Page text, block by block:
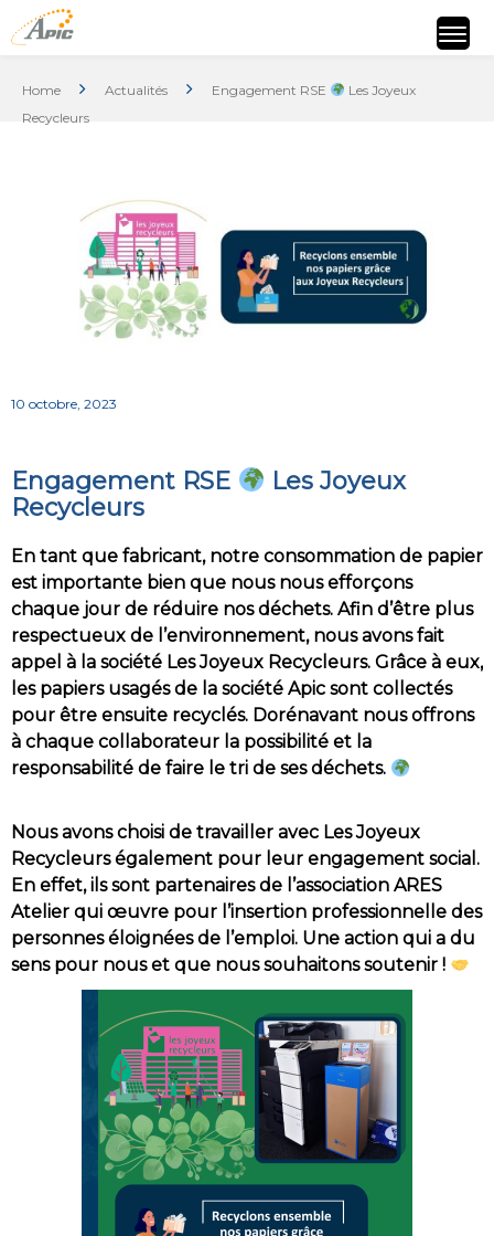
Home Actualités Engagement RSE
Les Joyeux
Recycleurs
10 octobre, 2023
Engagement RSE
Les Joyeux
Recycleurs
En tant que fabricant, notre consommation de papier
est importante bien que nous nous efforçons
chaque jour de réduire nos déchets. Afin d’être plus
respectueux de l’environnement, nous avons fait
appel à la société Les Joyeux Recycleurs. Grâce à eux,
les papiers usagés de la société Apic sont collectés
pour être ensuite recyclés. Dorénavant nous offrons
à chaque collaborateur la possibilité et la
responsabilité de faire le tri de ses déchets.
Nous avons choisi de travailler avec Les Joyeux
Recycleurs également pour leur engagement social.
En effet, ils sont partenaires de l’association ARES
Atelier qui œuvre pour l’insertion professionnelle des
personnes éloignées de l’emploi. Une action qui a du
sens pour nous et que nous souhaitons soutenir !